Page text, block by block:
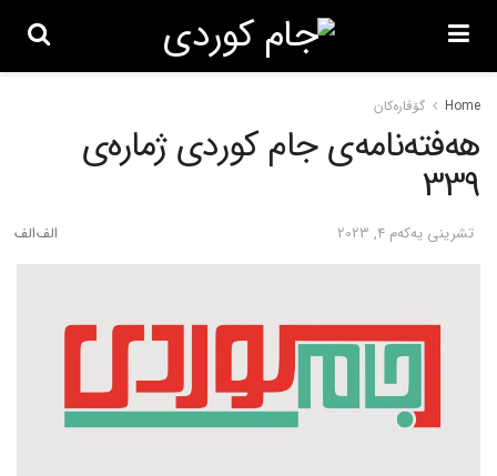
Home گۆڤاره‌کان
هەفتەنامەی جام کوردی ژمارەی
339
تشرینی یه‌كه‌م 4, 2023